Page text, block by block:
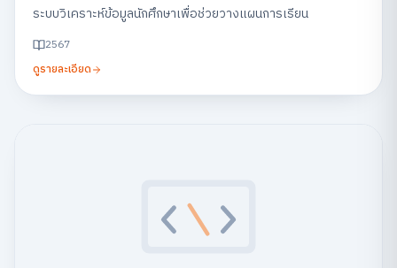
ระบบวิเคราะห์ข้อมูลนักศึกษาเพื่อช่วยวางแผนการเรียน
2567
ดูรายละเอียด